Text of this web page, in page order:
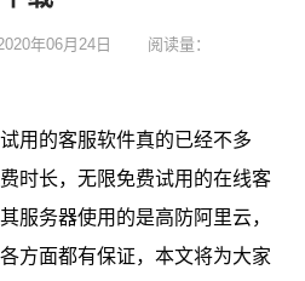
年06月24日 阅读量：
用的客服软件真的已经不多
时长，无限免费试用的在线客
服务器使用的是高防阿里云，
方面都有保证，本文将为大家